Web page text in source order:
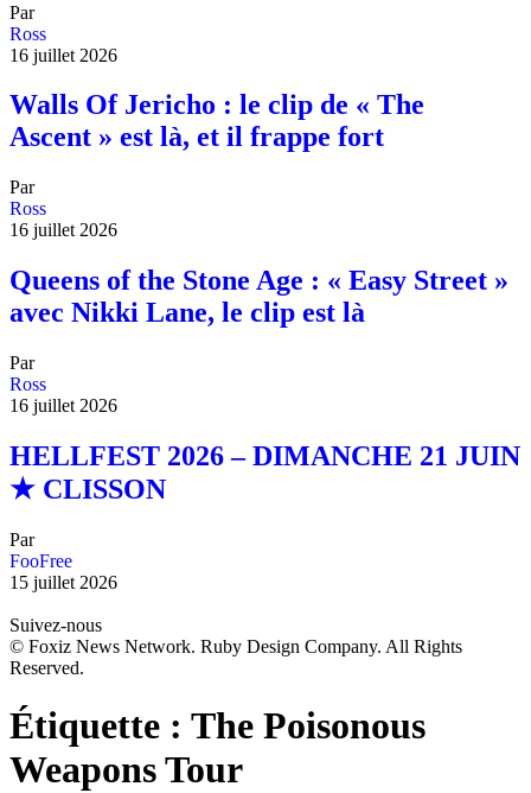
Par
Ross
16 juillet 2026
Walls Of Jericho : le clip de « The
Ascent » est là, et il frappe fort
Par
Ross
16 juillet 2026
Queens of the Stone Age : « Easy Street »
avec Nikki Lane, le clip est là
Par
Ross
16 juillet 2026
HELLFEST 2026 – DIMANCHE 21 JUIN
★ CLISSON
Par
FooFree
15 juillet 2026
Suivez-nous
© Foxiz News Network. Ruby Design Company. All Rights
Reserved.
Étiquette : The Poisonous
Weapons Tour